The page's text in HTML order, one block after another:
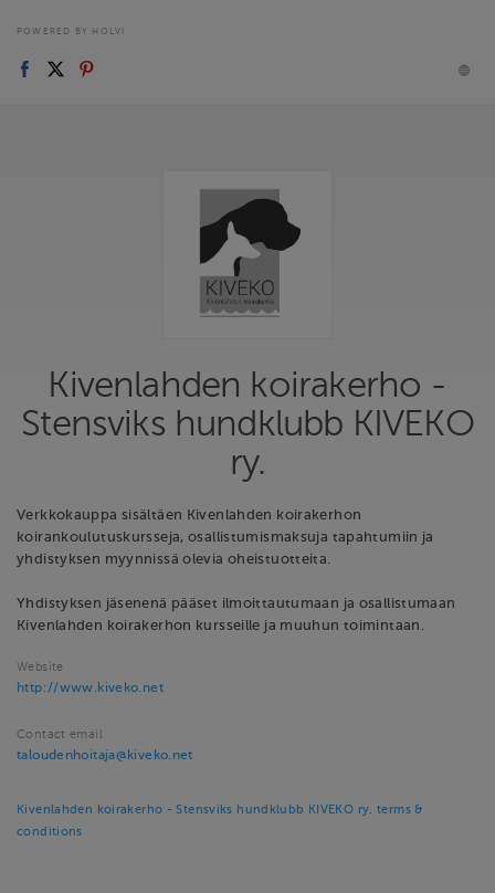
POWERED BY HOLVI
Kivenlahden koirakerho -
Stensviks hundklubb KIVEKO
ry.
Verkkokauppa sisältäen Kivenlahden koirakerhon
koirankoulutuskursseja, osallistumismaksuja tapahtumiin ja
yhdistyksen myynnissä olevia oheistuotteita.
Yhdistyksen jäsenenä pääset ilmoittautumaan ja osallistumaan
Kivenlahden koirakerhon kursseille ja muuhun toimintaan.
Website
http://www.kiveko.net
Contact email
taloudenhoitaja@kiveko.net
Kivenlahden koirakerho - Stensviks hundklubb KIVEKO ry. terms &
conditions